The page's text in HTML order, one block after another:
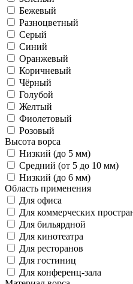
Бежевый
Разноцветный
Серый
Синий
Оранжевый
Коричневый
Чёрный
Голубой
Желтый
Фиолетовый
Розовый
Высота ворса
Низкий (до 5 мм)
Средний (от 5 до 10 мм)
Низкий (до 6 мм)
Область применения
Для офиса
Для коммерческих
Для бильярдной
Для кинотеатра
Для ресторанов
Для гостиниц
Для конференц-зала